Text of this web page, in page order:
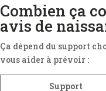
Combien ça
avis de
Ça dépend du support
vous aider à prévoir :
Support